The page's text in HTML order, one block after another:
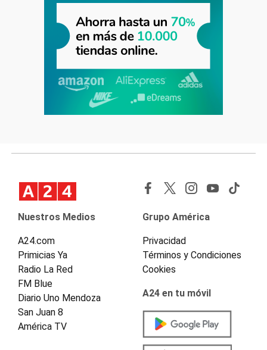
Nuestros Medios
A24.com
Primicias Ya
Radio La Red
FM Blue
Diario Uno Mendoza
San Juan 8
América TV
Grupo América
Privacidad
Términos y Condiciones
Cookies
A24 en tu móvil